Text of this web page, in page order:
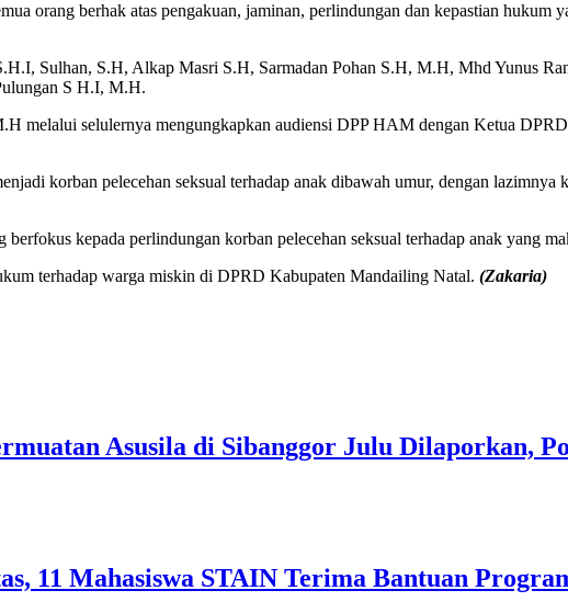
orang berhak atas pengakuan, jaminan, perlindungan dan kepastian hukum
Sulhan, S.H, Alkap Masri S.H, Sarmadan Pohan S.H, M.H, Mhd Yunus
S H.I, M.H.
melalui selulernya mengungkapkan audiensi DPP HAM dengan Ketua
korban pelecehan seksual terhadap anak dibawah umur, dengan lazimnya
kepada perlindungan korban pelecehan seksual terhadap anak yang
terhadap warga miskin di DPRD Kabupaten Mandailing Natal. (Zakaria)
Asusila di Sibanggor Julu Dilaporkan,
11 Mahasiswa STAIN Terima Bantuan